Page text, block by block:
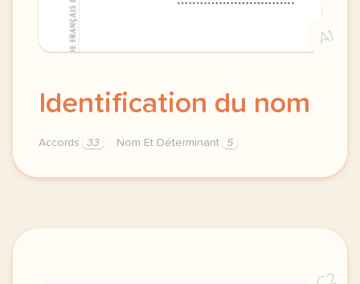
A1
Identification du nom
Accords 33 Nom Et Déterminant 5
identification accords du nom nom et